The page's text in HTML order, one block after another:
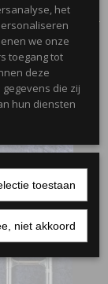
het
we onze
toegang tot
deze
die zij
hun diensten
toestaan
niet akkoord